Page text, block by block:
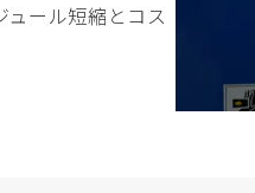
ール短縮とコス